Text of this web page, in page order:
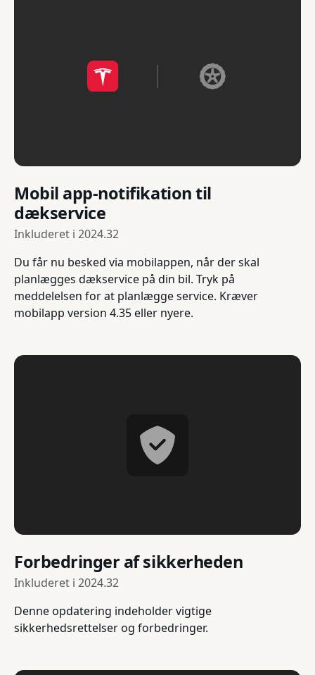
Mobil app-notifikation til
dækservice
Inkluderet i 2024.32
Du får nu besked via mobilappen, når der skal
planlægges dækservice på din bil. Tryk på
meddelelsen for at planlægge service. Kræver
mobilapp version 4.35 eller nyere.
Forbedringer af sikkerheden
Inkluderet i 2024.32
Denne opdatering indeholder vigtige
sikkerhedsrettelser og forbedringer.